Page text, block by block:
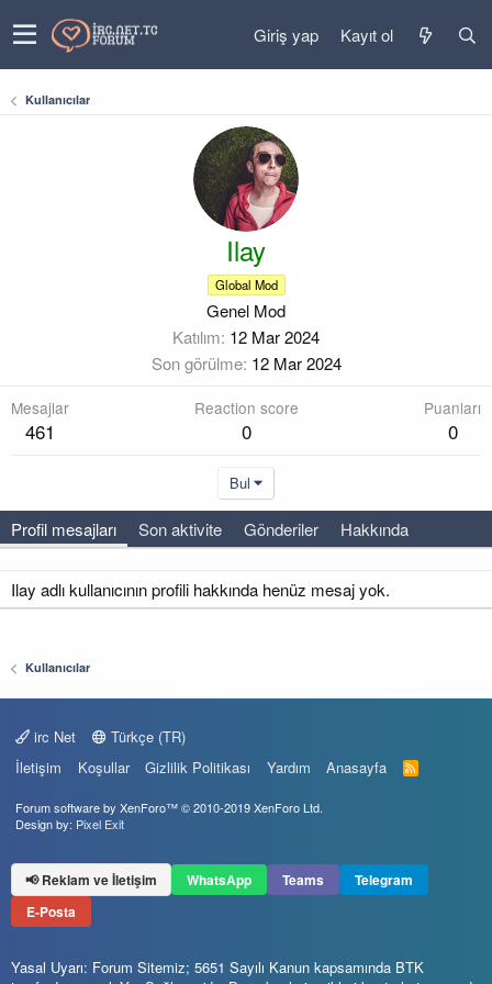
Giriş yap Kayıt ol
Kullanıcılar
Ilay
Global Mod
Genel Mod
Katılım 12 Mar 2024
Son görülme 12 Mar 2024
Mesajlar
461
Reaction score
0
Puanları
0
Bul
Profil mesajları Son aktivite Gönderiler Hakkında
Ilay adlı kullanıcının profili hakkında henüz mesaj yok.
Kullanıcılar
irc Net
Türkçe (TR)
İletişim
Koşullar Gizlilik Politikası Yardım Anasayfa
R
S
Forum software by XenForo™© 2010-2019 XenForo Ltd.
Design by: Pixel Exit
📢 Reklam ve İletişim WhatsApp Teams
Telegram
E-Posta
Yasal Uyarı: Forum Sitemiz; 5651 Sayılı Kanun kapsamında BTK